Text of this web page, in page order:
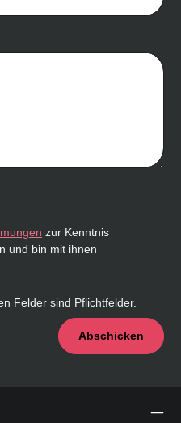
zur Kenntnis
und bin mit ihnen
Felder sind Pflichtfelder.
Abschicken